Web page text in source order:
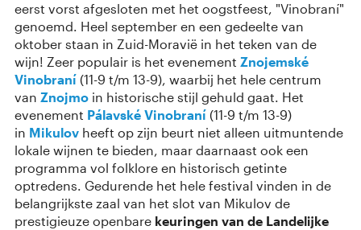
eerst vorst afgesloten met het oogstfeest, "Vinobraní"
genoemd. Heel september en een gedeelte van
oktober staan in Zuid-Moravië in het teken van de
wijn! Zeer populair is het evenement Znojemské
Vinobraní (11-9 t/m 13-9), waarbij het hele centrum
van Znojmo in historische stijl gehuld gaat. Het
evenement Pálavské Vinobraní (11-9 t/m 13-9)
in Mikulov heeft op zijn beurt niet alleen uitmuntende
lokale wijnen te bieden, maar daarnaast ook een
programma vol folklore en historisch getinte
optredens. Gedurende het hele festival vinden in de
belangrijkste zaal van het slot van Mikulov de
prestigieuze openbare keuringen van de Landelijke